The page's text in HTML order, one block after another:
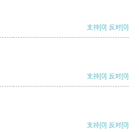
支持[0] 反对[0]
支持[0] 反对[0]
支持[0] 反对[0]